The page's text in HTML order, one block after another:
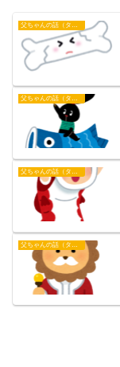
父ちゃんの話（タイガース）
父ちゃんの話（タイガース）
父ちゃんの話（タイガース）